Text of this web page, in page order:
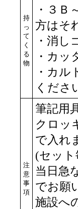
持
っ
て
く
る
物
・３
方はそ
・消し
・カッ
・カ
くださ
注
意
事
項
筆記用
クロッ
で入れ
(セッ
当日急
でお願
施設へ